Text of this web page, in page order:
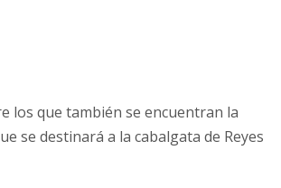
los que también se encuentran la
se destinará a la cabalgata de Reyes